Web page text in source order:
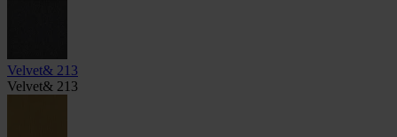
Velvet& 213
Velvet& 213